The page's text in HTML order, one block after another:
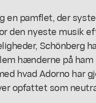
en pamflet, der
den nyeste musik
Schönberg
hænderne på
hvad Adorno har
opfattet som